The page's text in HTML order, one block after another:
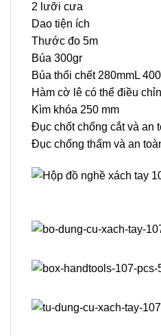
2 lưỡi cưa
Dao tiện ích
Thước đo 5m
Búa 300gr
Búa thổi chết 280mmL
Hàm cờ lê có thể điều
Kìm khóa 250 mm
Đục chốt chống cắt và an
Đục chống thấm và an